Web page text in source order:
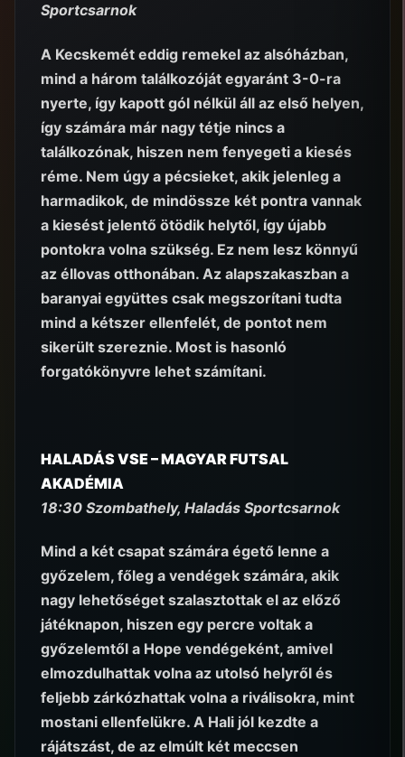
Sportcsarnok
A Kecskemét eddig remekel az alsóházban,
mind a három találkozóját egyaránt 3-0-ra
nyerte, így kapott gól nélkül áll az első helyen,
így számára már nagy tétje nincs a
találkozónak, hiszen nem fenyegeti a kiesés
réme. Nem úgy a pécsieket, akik jelenleg a
harmadikok, de mindössze két pontra vannak
a kiesést jelentő ötödik helytől, így újabb
pontokra volna szükség. Ez nem lesz könnyű
az éllovas otthonában. Az alapszakaszban a
baranyai együttes csak megszorítani tudta
mind a kétszer ellenfelét, de pontot nem
sikerült szereznie. Most is hasonló
forgatókönyvre lehet számítani.
HALADÁS VSE – MAGYAR FUTSAL
AKADÉMIA
18:30 Szombathely, Haladás Sportcsarnok
Mind a két csapat számára égető lenne a
győzelem, főleg a vendégek számára, akik
nagy lehetőséget szalasztottak el az előző
játéknapon, hiszen egy percre voltak a
győzelemtől a Hope vendégeként, amivel
elmozdulhattak volna az utolsó helyről és
feljebb zárkózhattak volna a riválisokra, mint
mostani ellenfelükre. A Hali jól kezdte a
rájátszást, de az elmúlt két meccsen